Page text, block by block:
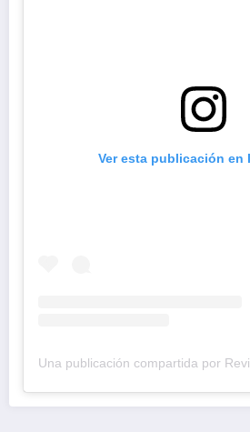
Ver esta publicación en